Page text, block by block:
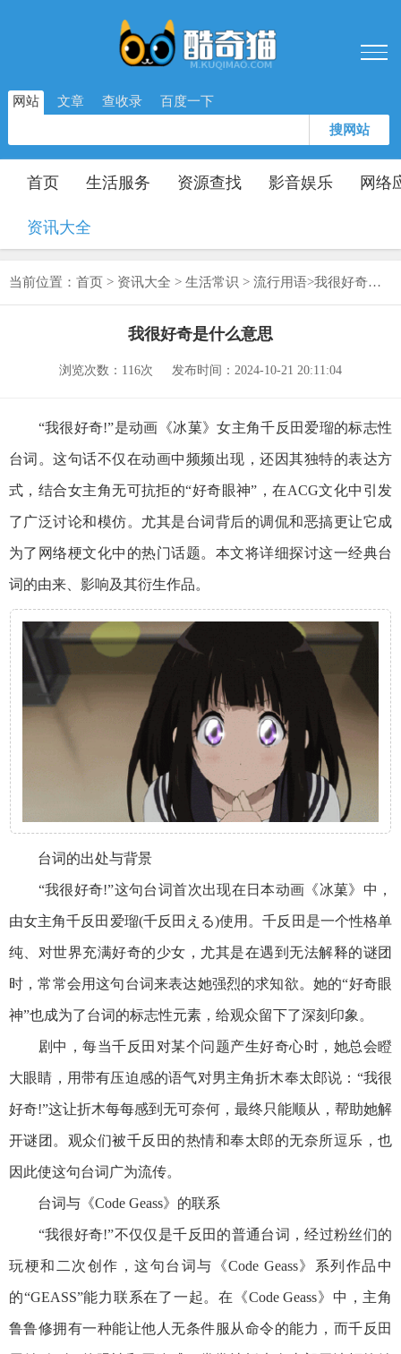
网站 文章 查收录 百度一下
搜网站
首页 生活服务 资源查找 影音娱乐 网络
资讯大全
当前位置： 首页 > 资讯大全 > 生活常识 > 流行用语>我很好奇是什么意思
我很好奇是什么意思
浏览次数： 116次 发布时间：2024-10-21 20:11:04
“我很好奇!”是动画《冰菓》女主角千反田爱瑠的标志性
台词。这句话不仅在动画中频频出现，还因其独特的表达方
式，结合女主角无可抗拒的“好奇眼神”，在ACG文化中引发
了广泛讨论和模仿。尤其是台词背后的调侃和恶搞更让它成
为了网络梗文化中的热门话题。本文将详细探讨这一经典台
词的由来、影响及其衍生作品。
台词的出处与背景
“我很好奇!”这句台词首次出现在日本动画《冰菓》中，
由女主角千反田爱瑠(千反田える)使用。千反田是一个性格单
纯、对世界充满好奇的少女，尤其是在遇到无法解释的谜团
时，常常会用这句台词来表达她强烈的求知欲。她的“好奇眼
神”也成为了台词的标志性元素，给观众留下了深刻印象。
剧中，每当千反田对某个问题产生好奇心时，她总会瞪
大眼睛，用带有压迫感的语气对男主角折木奉太郎说：“我很
好奇!”这让折木每每感到无可奈何，最终只能顺从，帮助她解
开谜团。观众们被千反田的热情和奉太郎的无奈所逗乐，也
因此使这句台词广为流传。
台词与《Code Geass》的联系
“我很好奇!”不仅仅是千反田的普通台词，经过粉丝们的
玩梗和二次创作，这句台词与《Code Geass》系列作品中
的“GEASS”能力联系在了一起。在《Code Geass》中，主角
鲁鲁修拥有一种能让他人无条件服从命令的能力，而千反田